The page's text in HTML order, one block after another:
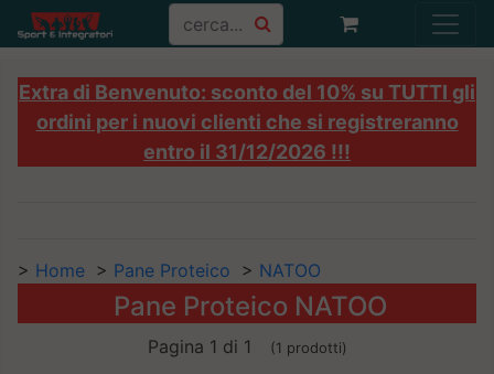
Extra di Benvenuto: sconto del 10% su TUTTI gli
ordini per i nuovi clienti che si registreranno
entro il 31/12/2026 !!!
> Home > Pane Proteico > NATOO
Pane Proteico NATOO
Pagina 1 di 1 (1 prodotti)